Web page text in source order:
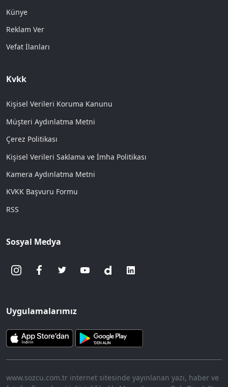
Künye
Reklam Ver
Vefat İlanları
Kvkk
Kişisel Verileri Koruma Kanunu
Müşteri Aydınlatma Metni
Çerez Politikası
Kişisel Verileri Saklama ve İmha Politikası
Kamera Aydınlatma Metni
KVKK Başvuru Formu
RSS
Sosyal Medya
Uygulamalarımız
www.sozcu.com.tr internet sitesinde yayınlanan yazı, haber ve